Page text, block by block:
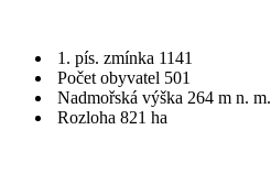
1. pís. zmínka 1141
Počet obyvatel 501
Nadmořská výška 264 m n. m.
Rozloha 821 ha